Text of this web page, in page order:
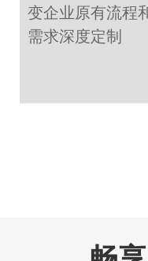
变企业原有流程
需求深度定制